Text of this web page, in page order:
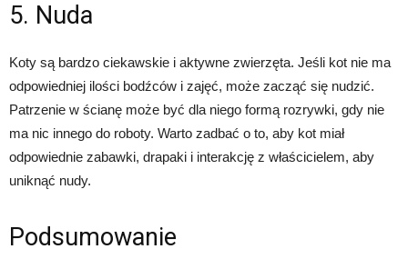
5. Nuda
Koty są bardzo ciekawskie i aktywne zwierzęta. Jeśli kot nie ma
odpowiedniej ilości bodźców i zajęć, może zacząć się nudzić.
Patrzenie w ścianę może być dla niego formą rozrywki, gdy nie
ma nic innego do roboty. Warto zadbać o to, aby kot miał
odpowiednie zabawki, drapaki i interakcję z właścicielem, aby
uniknąć nudy.
Podsumowanie